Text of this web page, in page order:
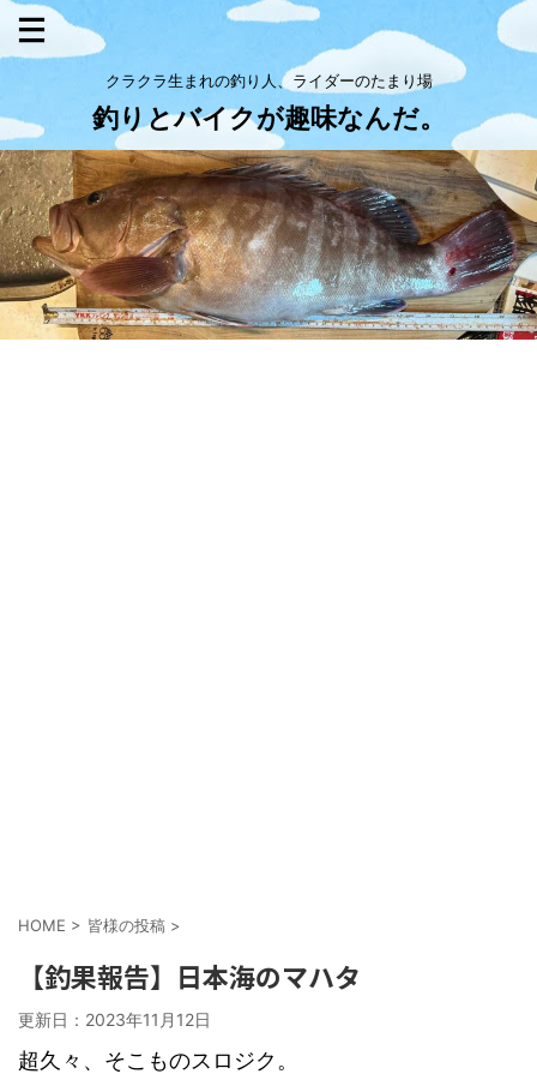
クラクラ生まれの釣り人、ライダーのたまり場
釣りとバイクが趣味なんだ。
HOME > 皆様の投稿 >
【釣果報告】日本海のマハタ
更新日： 2023年11月12日
超久々、そこものスロジク。